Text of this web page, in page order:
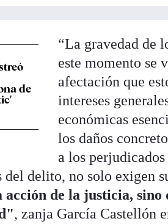
de
“La gravedad de
este momento se
afectación que
intereses
económicas
los daños
a los
delito, no solo exigen
de la justicia, sino
, zanja García Castellón